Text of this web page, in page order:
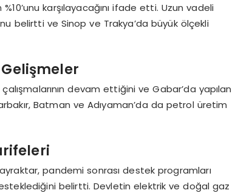
karşılayacağını ifade etti. Uzun vadeli
belirtti ve Sinop ve Trakya’da büyük ölçekli
devam ettiğini ve Gabar’da yapılan
Batman ve Adıyaman’da da petrol üretim
pandemi sonrası destek programları
belirtti. Devletin elektrik ve doğal gaz